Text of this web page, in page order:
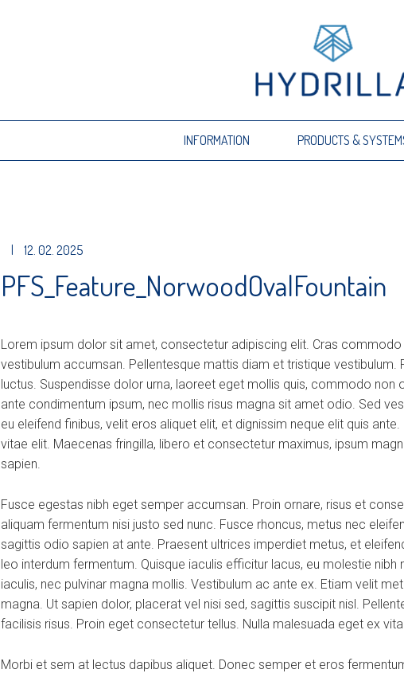
INFORMATION PRODUCTS &
| 12. 02. 2025
PFS_Feature_NorwoodOvalFountain
Lorem ipsum dolor sit amet, consectetur adipiscing elit. Cras
vestibulum accumsan. Pellentesque mattis diam et tristique vestibulum.
luctus. Suspendisse dolor urna, laoreet eget mollis quis, commodo non
ante condimentum ipsum, nec mollis risus magna sit amet odio. Sed
eu eleifend finibus, velit eros aliquet elit, et dignissim neque elit quis
vitae elit. Maecenas fringilla, libero et consectetur maximus, ipsum
sapien.
Fusce egestas nibh eget semper accumsan. Proin ornare, risus et
aliquam fermentum nisi justo sed nunc. Fusce rhoncus, metus nec
sagittis odio sapien at ante. Praesent ultrices imperdiet metus, et
leo interdum fermentum. Quisque iaculis efficitur lacus, eu molestie
iaculis, nec pulvinar magna mollis. Vestibulum ac ante ex. Etiam velit
magna. Ut sapien dolor, placerat vel nisi sed, sagittis suscipit nisl.
facilisis risus. Proin eget consectetur tellus. Nulla malesuada eget ex
Morbi et sem at lectus dapibus aliquet. Donec semper et eros